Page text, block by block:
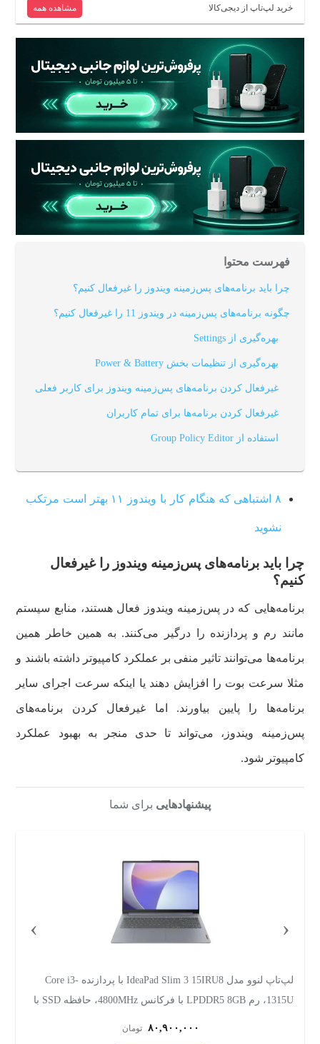
خرید لپ‌تاپ از دیجی‌کالا مشاهده همه
فهرست محتوا
چرا باید برنامه‌های پس‌زمینه ویندوز را غیرفعال کنیم؟
چگونه برنامه‌های پس‌زمینه در ویندوز 11 را غیرفعال کنیم؟
بهره‌گیری ازSettings
بهره‌گیری از تنظیمات بخشPower & Battery
غیرفعال کردن برنامه‌های پس‌زمینه ویندوز برای کاربر فعلی
غیرفعال کردن برنامه‌ها برای تمام کاربران
استفاده ازGroup Policy Editor
۸ اشتباهی که هنگام کار با ویندوز ۱۱ بهتر است مرتکب
نشوید
چرا باید برنامه‌های پس‌زمینه ویندوز را غیرفعال
کنیم؟
برنامه‌هایی که در پس‌زمینه ویندوز فعال هستند، منابع سیستم
مانند رم و پردازنده را درگیر می‌کنند. به همین خاطر همین
برنامه‌ها می‌توانند تاثیر منفی بر عملکرد کامپیوتر داشته باشند و
مثلا سرعت بوت را افزایش دهند یا اینکه سرعت اجرای سایر
برنامه‌ها را پایین بیاورند. اما غیرفعال کردن برنامه‌های
پس‌زمینه ویندوز، می‌تواند تا حدی منجر به بهبود عملکرد
کامپیوتر شود.
پیشنهادهایی برای شما
لپ‌تاپ لنوو مدل IdeaPad Slim 3 15IRU8 با پردازنده Core i3-
1315U، رم LPDDR5 8GB با فرکانس 4800MHz، حافظه SSD با
۸۰,۹۰۰,۰۰۰ تومان
‹
›